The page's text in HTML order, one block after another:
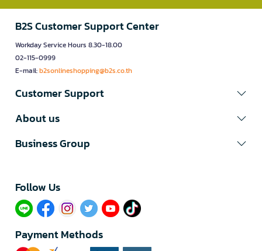
B2S Customer Support Center
Workday Service Hours 8.30-18.00
02-115-0999
E-mail:b2sonlineshopping@b2s.co.th
Customer Support
About us
Business Group
Follow Us​
Payment Methods